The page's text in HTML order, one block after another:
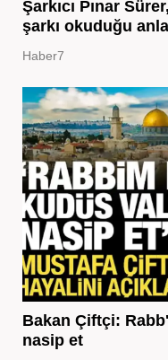
Şarkıcı Pınar
şarkı okuduğu
Haber7
Bakan Çiftçi:
nasip et